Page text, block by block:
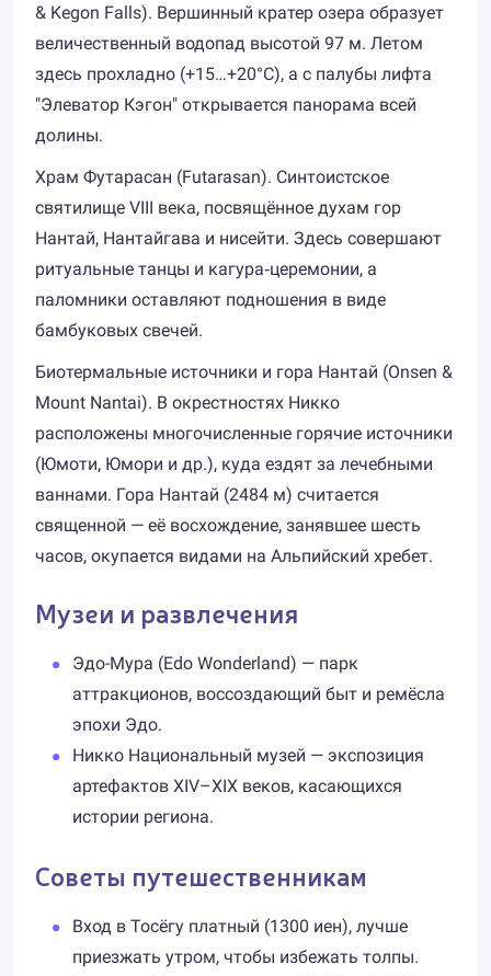
& Kegon Falls). Вершинный кратер озера образует
величественный водопад высотой 97 м. Летом
здесь прохладно (+15…+20°C), а с палубы лифта
"Элеватор Кэгон" открывается панорама всей
долины.
Храм Футарасан (Futarasan). Синтоистское
святилище VIII века, посвящённое духам гор
Нантай, Нантайгава и нисейти. Здесь совершают
ритуальные танцы и кагура‐церемонии, а
паломники оставляют подношения в виде
бамбуковых свечей.
Биотермальные источники и гора Нантай (Onsen &
Mount Nantai). В окрестностях Никко
расположены многочисленные горячие источники
(Юмоти, Юмори и др.), куда ездят за лечебными
ваннами. Гора Нантай (2484 м) считается
священной — её восхождение, занявшее шесть
часов, окупается видами на Альпийский хребет.
Музеи и развлечения
Эдо-Мура (Edo Wonderland) — парк
аттракционов, воссоздающий быт и ремёсла
эпохи Эдо.
Никко Национальный музей — экспозиция
артефактов XIV–XIX веков, касающихся
истории региона.
Советы путешественникам
Вход в Тосёгу платный (1300 иен), лучше
приезжать утром, чтобы избежать толпы.